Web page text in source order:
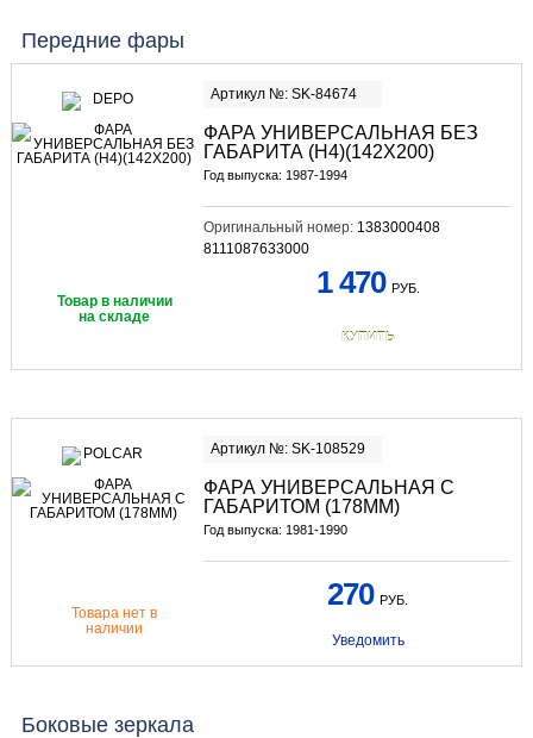
Передние фары
Артикул №: SK-84674
ФАРА УНИВЕРСАЛЬНАЯ БЕЗ
ГАБАРИТА (Н4)(142Х200)
Год выпуска: 1987-1994
Оригинальный номер: 1383000408
8111087633000
Товар в наличии
на складе
1 470 РУБ.
КУПИТЬ
Артикул №: SK-108529
ФАРА УНИВЕРСАЛЬНАЯ С
ГАБАРИТОМ (178ММ)
Год выпуска: 1981-1990
Товара нет в
наличии
270 РУБ.
Уведомить
Боковые зеркала